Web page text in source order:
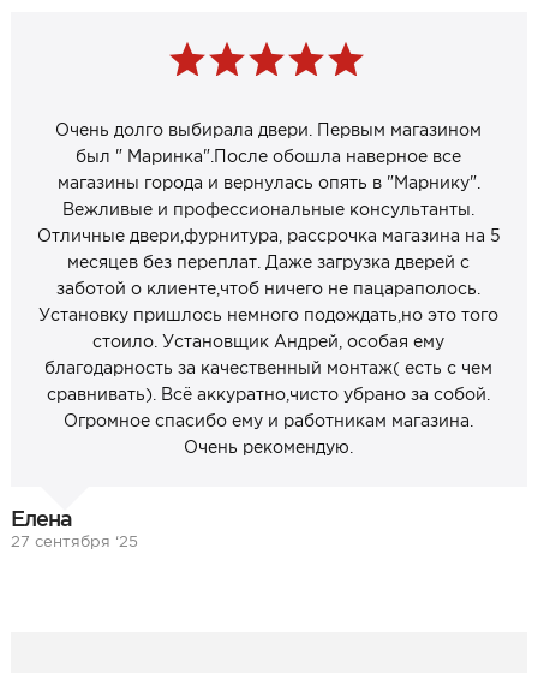
Очень долго выбирала двери. Первым магазином
был " Маринка".После обошла наверное все
магазины города и вернулась опять в "Марнику".
Вежливые и профессиональные консультанты.
Отличные двери,фурнитура, рассрочка магазина на 5
месяцев без переплат. Даже загрузка дверей с
заботой о клиенте,чтоб ничего не пацараполось.
Установку пришлось немного подождать,но это того
стоило. Установщик Андрей, особая ему
благодарность за качественный монтаж( есть с чем
сравнивать). Всё аккуратно,чисто убрано за собой.
Огромное спасибо ему и работникам магазина.
Очень рекомендую.
Елена
27 сентября ‘25